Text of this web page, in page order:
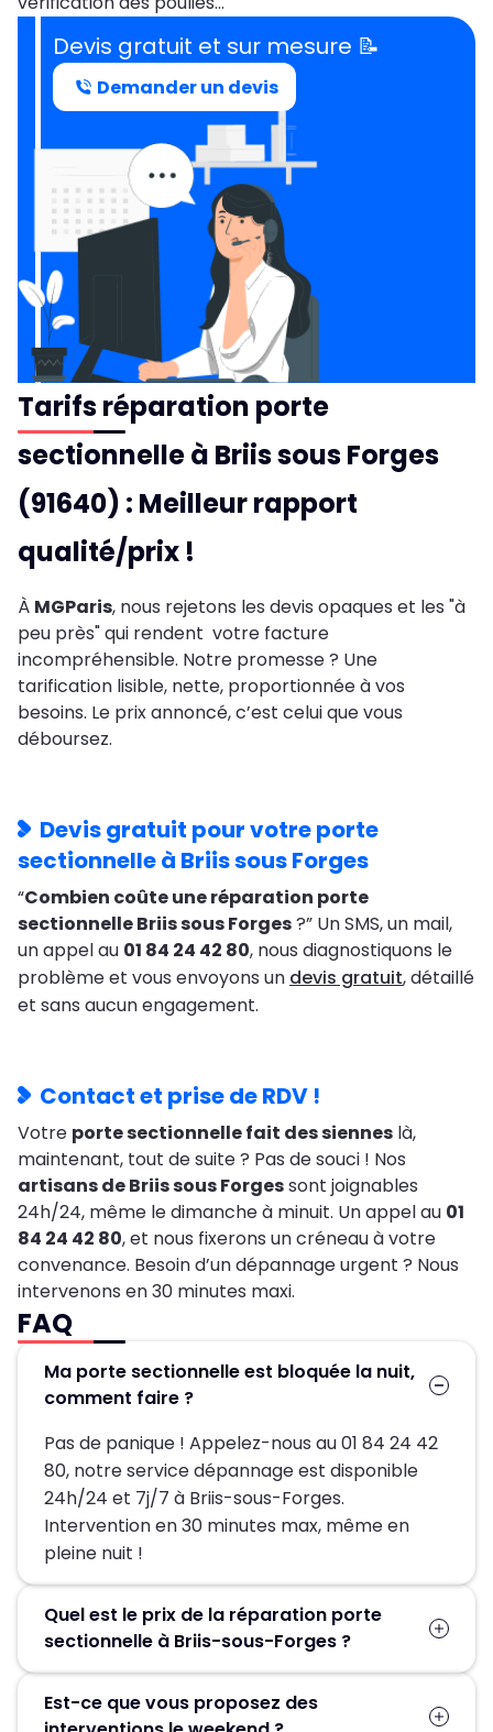
Devis gratuit et sur mesure 📝
Demander un devis
Tarifs réparation porte
sectionnelle à Briis sous Forges
(91640) : Meilleur rapport
qualité/prix !
À MGParis, nous rejetons les devis opaques et les "à
peu près" qui rendent votre facture
incompréhensible. Notre promesse ? Une
tarification lisible, nette, proportionnée à vos
besoins. Le prix annoncé, c’est celui que vous
déboursez.
Devis gratuit pour votre porte
sectionnelle à Briis sous Forges
“Combien coûte une réparation porte
sectionnelle Briis sous Forges?” Un SMS, un mail,
un appel au 01 84 24 42 80, nous diagnostiquons le
problème et vous envoyons un devis gratuit, détaillé
et sans aucun engagement.
Contact et prise de RDV !
Votre porte sectionnelle fait des siennes là,
maintenant, tout de suite ? Pas de souci ! Nos
artisans de Briis sous Forgessont joignables
24h/24, même le dimanche à minuit. Un appel au 01
84 24 42 80, et nous fixerons un créneau à votre
convenance. Besoin d’un dépannage urgent ? Nous
intervenons en 30 minutes maxi.
FAQ
Ma porte sectionnelle est bloquée la nuit,
comment faire ?
Pas de panique ! Appelez-nous au 01 84 24 42
80, notre service dépannage est disponible
24h/24 et 7j/7 à Briis-sous-Forges.
Intervention en 30 minutes max, même en
pleine nuit !
Quel est le prix de la réparation porte
sectionnelle à Briis-sous-Forges ?
sans engagement vous sera envoyé avant
Est-ce que vous proposez des